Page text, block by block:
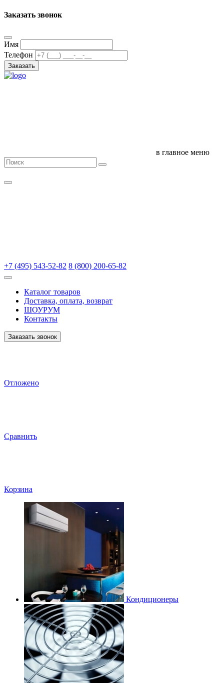
Заказать звонок
Имя
Телефон
Заказать
в главное меню
+7 (495) 543-52-82 8 (800) 200-65-82
Каталог товаров
Доставка, оплата, возврат
ШОУРУМ
Контакты
Заказать звонок
Отложено
Сравнить
Корзина
Кондиционеры